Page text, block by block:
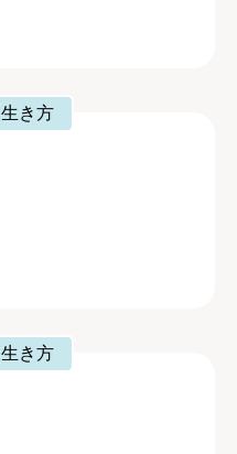
生き方
生き方